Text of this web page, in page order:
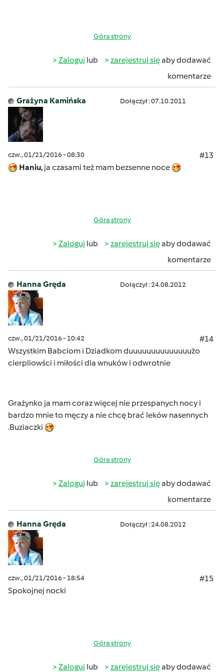
Góra strony
Zaloguj lub zarejestruj sięaby dodawać
komentarze
Grażyna Kamińska Dołączył : 07.10.2011
czw., 01/21/2016 - 08:30
#13
Haniu, ja czasami też mam bezsenne noce
Góra strony
Zaloguj lub zarejestruj sięaby dodawać
komentarze
Hanna Gręda Dołączył : 24.08.2012
czw., 01/21/2016 - 10:42
#14
Wszystkim Babciom i Dziadkom duuuuuuuuuuuuuużo
cierpliowści i miłości dla wnuków i odwrotnie
Grażynko ja mam coraz więcej nie przespanych nocy i
bardzo mnie to męczy a nie chcę brać leków nasennych
.Buziaczki
Góra strony
Zaloguj lub zarejestruj sięaby dodawać
komentarze
Hanna Gręda Dołączył : 24.08.2012
czw., 01/21/2016 - 18:54
#15
Spokojnej nocki
Góra strony
Zaloguj lub zarejestruj sięaby dodawać